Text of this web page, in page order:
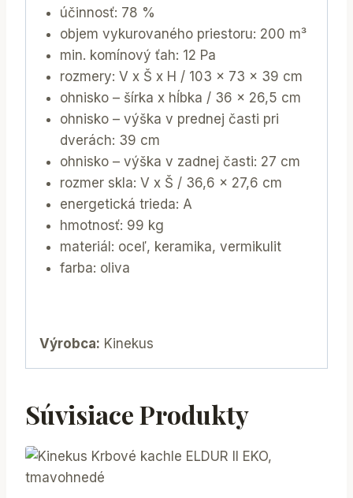
účinnosť: 78 %
objem vykurovaného priestoru: 200 m³
min. komínový ťah: 12 Pa
rozmery: V x Š x H / 103 x 73 x 39 cm
ohnisko – šírka x hĺbka / 36 x 26,5 cm
ohnisko – výška v prednej časti pri
dverách: 39 cm
ohnisko – výška v zadnej časti: 27 cm
rozmer skla: V x Š / 36,6 x 27,6 cm
energetická trieda: A
hmotnosť: 99 kg
materiál: oceľ, keramika, vermikulit
farba: oliva
Výrobca: Kinekus
Súvisiace Produkty